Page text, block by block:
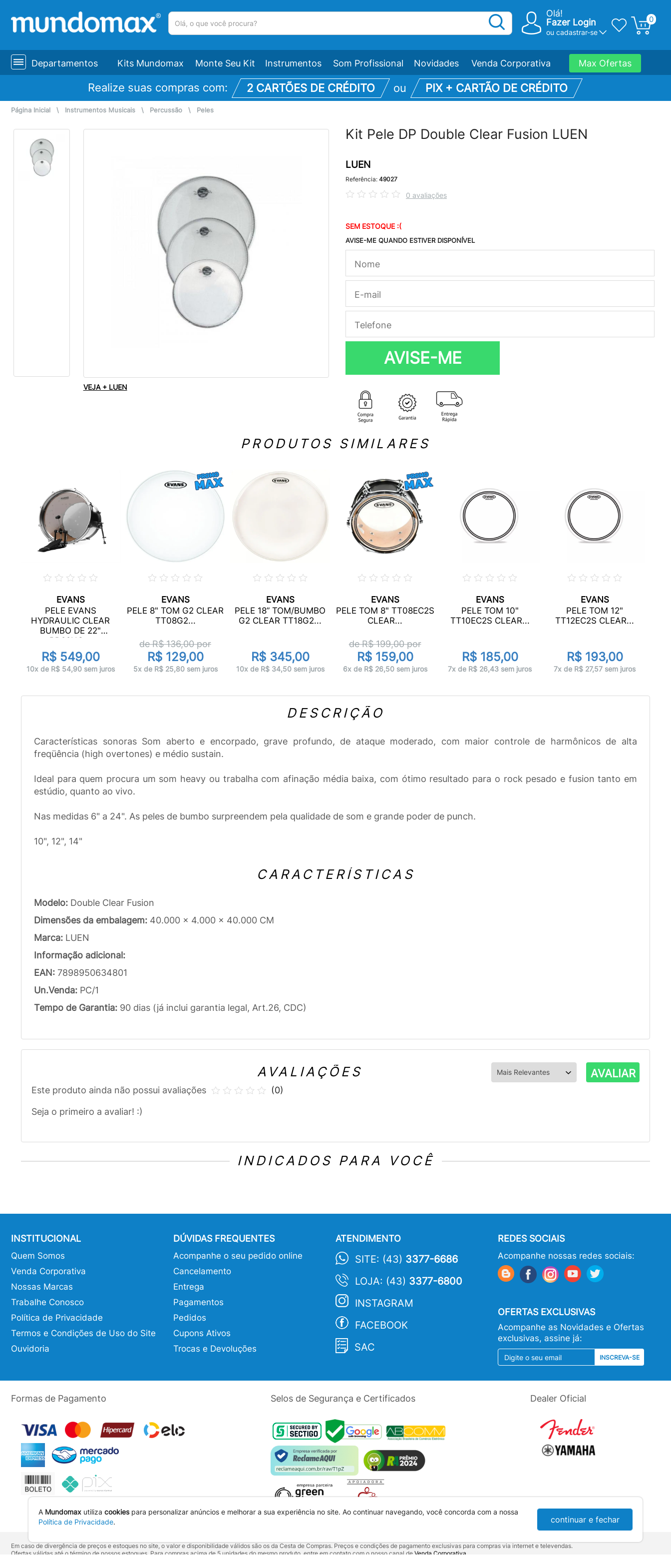
Olá!
Fazer Login
ou cadastrar-se
0
Departamentos Kits Mundomax Monte Seu Kit Instrumentos Som Profissional Novidades Venda Corporativa Max Ofertas
Realize suas compras com: 2 CARTÕES DE CRÉDITO ou PIX + CARTÃO DE CRÉDITO
Página Inicial \ Instrumentos Musicais \ Percussão \ Peles
VEJA + LUEN
Kit Pele DP Double Clear Fusion LUEN
LUEN
Referência: 49027
0 avaliações
SEM ESTOQUE :(
AVISE-ME QUANDO ESTIVER DISPONÍVEL
AVISE-ME
PRODUTOS SIMILARES
EVANS
PELE EVANS
HYDRAULIC CLEAR
BUMBO DE 22"
BD22HG...
R$ 549,00
10x de R$ 54,90 sem juros
EVANS
PELE 8" TOM G2 CLEAR
TT08G2...
de R$136,00por
R$ 129,00
5x de R$ 25,80 sem juros
EVANS
PELE 18” TOM/BUMBO
G2 CLEAR TT18G2...
R$ 345,00
10x de R$ 34,50 sem juros
EVANS
PELE TOM 8" TT08EC2S
CLEAR...
de R$199,00por
R$ 159,00
6x de R$ 26,50 sem juros
EVANS
PELE TOM 10"
TT10EC2S CLEAR...
R$ 185,00
7x de R$ 26,43 sem juros
EVANS
PELE TOM 12"
TT12EC2S CLEAR...
R$ 193,00
7x de R$ 27,57 sem juros
DESCRIÇÃO
Características sonoras Som aberto e encorpado, grave profundo, de ataque moderado, com maior controle de harmônicos de alta
freqüência (high overtones) e médio sustain.
Ideal para quem procura um som heavy ou trabalha com afinação média baixa, com ótimo resultado para o rock pesado e fusion tanto em
estúdio, quanto ao vivo.
Nas medidas 6" a 24". As peles de bumbo surpreendem pela qualidade de som e grande poder de punch.
10", 12", 14"
CARACTERÍSTICAS
Modelo: Double Clear Fusion
Dimensões da embalagem: 40.000 x 4.000 x 40.000 CM
Marca: LUEN
Informação adicional:
EAN: 7898950634801
Un.Venda: PC/1
Tempo de Garantia: 90 dias (já inclui garantia legal, Art.26, CDC)
AVALIAÇÕES AVALIAR
Este produto ainda não possui avaliações
Seja o primeiro a avaliar! :)
(0)
INDICADOS PARA VOCÊ
INSTITUCIONAL
Quem Somos
Venda Corporativa
Nossas Marcas
Trabalhe Conosco
Política de Privacidade
Termos e Condições de Uso do Site
Ouvidoria
DÚVIDAS FREQUENTES
Acompanhe o seu pedido online
Cancelamento
Entrega
Pagamentos
Pedidos
Cupons Ativos
Trocas e Devoluções
ATENDIMENTO
SITE: (43) 3377-6686
LOJA: (43) 3377-6800
INSTAGRAM
FACEBOOK
SAC
REDES SOCIAIS
Acompanhe nossas redes sociais:
OFERTAS EXCLUSIVAS
Acompanhe as Novidades e Ofertas
exclusivas, assine já:
INSCREVA-SE
Formas de Pagamento Selos de Segurança e Certificados Dealer Oficial
Em caso de divergência de preços e estoques no site, o valor e disponibilidade válidos são os da Cesta de Compras. Preços e condições de pagamento exclusivas para compras via internet e televendas.
Ofertas válidas até o término de nossos estoques. Para compras acima de 5 unidades do mesmo produto, entre em contato com o nosso canal de Venda Corporativa
A Mundomax utiliza cookiespara personalizar anúncios e melhorar a sua experiência no site. Ao continuar navegando, você concorda com a nossa
Política de Privacidade. continuar e fechar